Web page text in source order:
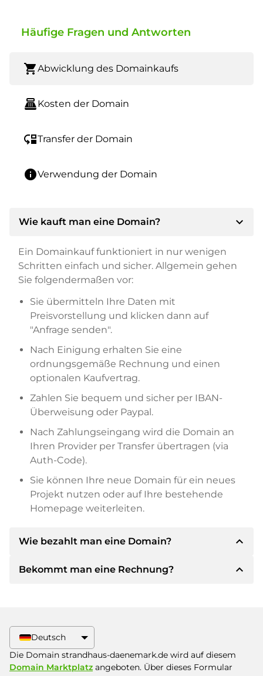
Häufige Fragen und Antworten
shopping_cartAbwicklung des Domainkaufs
point_of_saleKosten der Domain
move_downTransfer der Domain
infoVerwendung der Domain
Wie kauft man eine Domain? expand_more
Ein Domainkauf funktioniert in nur wenigen
Schritten einfach und sicher. Allgemein gehen
Sie folgendermaßen vor:
Sie übermitteln Ihre Daten mit
Preisvorstellung und klicken dann auf
"Anfrage senden".
Nach Einigung erhalten Sie eine
ordnungsgemäße Rechnung und einen
optionalen Kaufvertrag.
Zahlen Sie bequem und sicher per IBAN-
Überweisung oder Paypal.
Nach Zahlungseingang wird die Domain an
Ihren Provider per Transfer übertragen (via
Auth-Code).
Sie können Ihre neue Domain für ein neues
Projekt nutzen oder auf Ihre bestehende
Homepage weiterleiten.
Wie bezahlt man eine Domain? expand_less
Nach einer Einigung wird der Inhaber Ihnen die
Zahlungsmethoden anbieten.
Bitte geben Sie bei der Überweisung immer
den Domainnamen und die
Bekommt man eine Rechnung? expand_less
größeren Kaufpreisen bekommen Sie auf
Wunsch auch einen zusätzlichen Kaufvertrag.
Deutsch
Die Domain strandhaus-daenemark.de wird auf diesem
Domain Marktplatz angeboten. Über dieses Formular